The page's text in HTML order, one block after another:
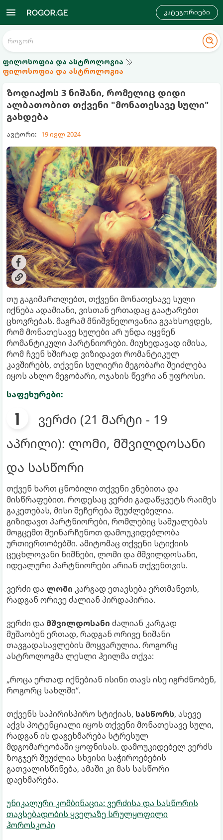
კატეგორიები
ფილოსოფია და ასტროლოგია
ფილოსოფია და ასტროლოგია
ზოდიაქოს 3 ნიშანი, რომელიც დიდი
ალბათობით თქვენი "მონათესავე სული"
გახდება
ავტორი: 19 ივლ 2024
თუ გაგიმართლებთ, თქვენი მონათესავე სული
იქნება ადამიანი, ვისთან ერთადაც გაატარებთ
ცხოვრებას. მაგრამ მნიშვნელოვანია გვახსოვდეს,
რომ მონათესავე სულები არ უნდა იყვნენ
რომანტიკული პარტნიორები. მიუხედავად იმისა,
რომ ჩვენ ხშირად ვიზიდავთ რომანტიკულ
კავშირებს, თქვენი სულიერი მეგობარი შეიძლება
იყოს ახლო მეგობარი, ოჯახის წევრი ან უფროსი.
საფეხურები:
ვერძი (21 მარტი - 19
აპრილი): ლომი, მშვილდოსანი
და სასწორი
თქვენ ხართ ცნობილი თქვენი ვნებითა და
მისწრაფებით. როდესაც ვერძი გადაწყვეტს რაიმეს
გაკეთებას, მისი შეჩერება შეუძლებელია.
გიზიდავთ პარტნიორები, რომლებიც საშუალებას
მოგცემთ შეინარჩუნოთ დამოუკიდებლობა
ურთიერთობებში. ამიტომაც თქვენი სტიქიის
ცეცხლოვანი ნიშნები, ლომი და მშვილდოსანი,
იდეალური პარტნიორები არიან თქვენთვის.
ვერძი და ლომი კარგად ეთავსება ერთმანეთს,
რადგან ორივე ძალიან პირდაპირია.
ვერძი და მშვილდოსანი ძალიან კარგად
მუშაობენ ერთად, რადგან ორივე ნიშანი
თავგადასავლების მოყვარულია. როგორც
ასტროლოგმა ლესლი ჰეილმა თქვა:
„როცა ერთად იქნებიან ისინი თავს ისე იგრძნობენ,
როგორც სახლში“.
თქვენს საპირისპირო სტიქიას, სასწორს, ასევე
აქვს პოტენციალი იყოს თქვენი მონათესავე სული,
რადგან ის დაგეხმარება სტრესულ
მდგომარეობაში ყოფნისას. დამოუკიდებელ ვერძს
ზოგჯერ შეუძლია სხვისი საჭიროებების
გათვალისწინება, ამაში კი მას სასწორი
დაეხმარება.
უნიკალური კომბინაცია: ვერძისა და სასწორის
თავსებადობის ყველაზე სრულყოფილი
ჰოროსკოპი